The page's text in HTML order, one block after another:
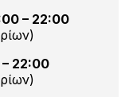
– 22:00
– 22:00